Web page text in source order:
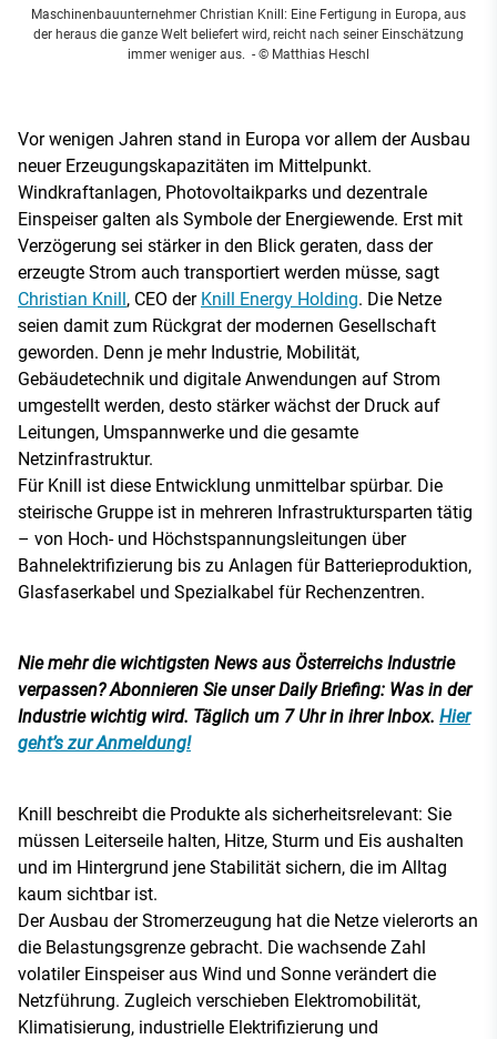
Maschinenbauunternehmer Christian Knill: Eine Fertigung in Europa, aus
der heraus die ganze Welt beliefert wird, reicht nach seiner Einschätzung
immer weniger aus. - © Matthias Heschl
Vor wenigen Jahren stand in Europa vor allem der Ausbau
neuer Erzeugungskapazitäten im Mittelpunkt.
Windkraftanlagen, Photovoltaikparks und dezentrale
Einspeiser galten als Symbole der Energiewende. Erst mit
Verzögerung sei stärker in den Blick geraten, dass der
erzeugte Strom auch transportiert werden müsse, sagt
Christian Knill, CEO der Knill Energy Holding. Die Netze
seien damit zum Rückgrat der modernen Gesellschaft
geworden. Denn je mehr Industrie, Mobilität,
Gebäudetechnik und digitale Anwendungen auf Strom
umgestellt werden, desto stärker wächst der Druck auf
Leitungen, Umspannwerke und die gesamte
Netzinfrastruktur.
Für Knill ist diese Entwicklung unmittelbar spürbar. Die
steirische Gruppe ist in mehreren Infrastruktursparten tätig
– von Hoch- und Höchstspannungsleitungen über
Bahnelektrifizierung bis zu Anlagen für Batterieproduktion,
Glasfaserkabel und Spezialkabel für Rechenzentren.
Nie mehr die wichtigsten News aus Österreichs Industrie
verpassen? Abonnieren Sie unser Daily Briefing: Was in der
Industrie wichtig wird. Täglich um 7 Uhr in ihrer Inbox. Hier
geht’s zur Anmeldung!
Knill beschreibt die Produkte als sicherheitsrelevant: Sie
müssen Leiterseile halten, Hitze, Sturm und Eis aushalten
und im Hintergrund jene Stabilität sichern, die im Alltag
kaum sichtbar ist.
Der Ausbau der Stromerzeugung hat die Netze vielerorts an
die Belastungsgrenze gebracht. Die wachsende Zahl
volatiler Einspeiser aus Wind und Sonne verändert die
Netzführung. Zugleich verschieben Elektromobilität,
Klimatisierung, industrielle Elektrifizierung und